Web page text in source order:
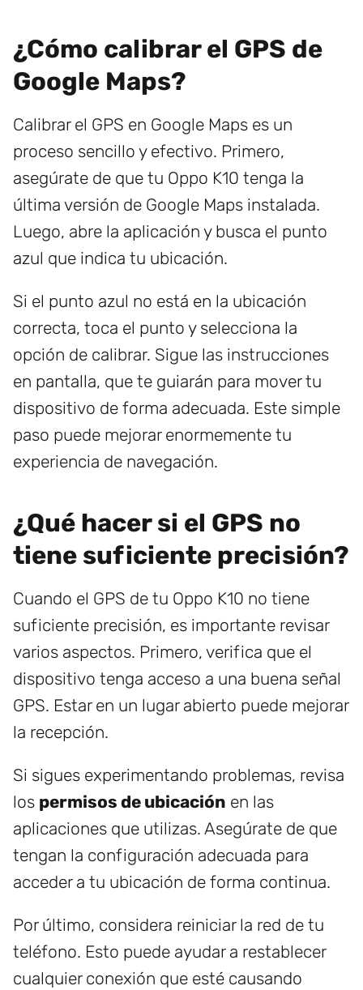
¿Cómo calibrar el GPS de
Google Maps?
Calibrar el GPS en Google Maps es un
proceso sencillo y efectivo. Primero,
asegúrate de que tu Oppo K10 tenga la
última versión de Google Maps instalada.
Luego, abre la aplicación y busca el punto
azul que indica tu ubicación.
Si el punto azul no está en la ubicación
correcta, toca el punto y selecciona la
opción de calibrar. Sigue las instrucciones
en pantalla, que te guiarán para mover tu
dispositivo de forma adecuada. Este simple
paso puede mejorar enormemente tu
experiencia de navegación.
¿Qué hacer si el GPS no
tiene suficiente precisión?
Cuando el GPS de tu Oppo K10 no tiene
suficiente precisión, es importante revisar
varios aspectos. Primero, verifica que el
dispositivo tenga acceso a una buena señal
GPS. Estar en un lugar abierto puede mejorar
la recepción.
Si sigues experimentando problemas, revisa
los permisos de ubicación en las
aplicaciones que utilizas. Asegúrate de que
tengan la configuración adecuada para
acceder a tu ubicación de forma continua.
Por último, considera reiniciar la red de tu
teléfono. Esto puede ayudar a restablecer
cualquier conexión que esté causando